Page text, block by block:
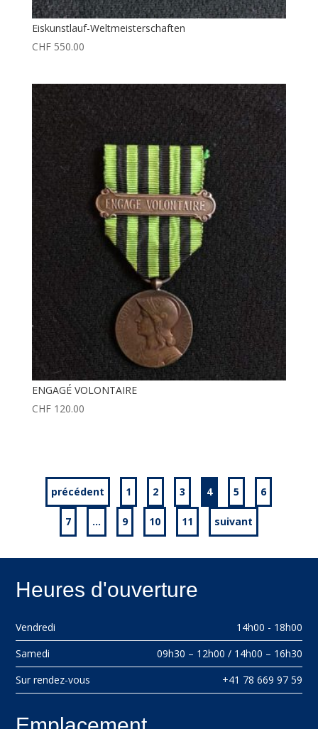
Eiskunstlauf-Weltmeisterschaften
CHF550.00
ENGAGÉ VOLONTAIRE
CHF120.00
précédent 1 2 3 4 5 6
7 … 9 10 11 suivant
Heures d'ouverture
Vendredi
14h00 - 18h00
Samedi
09h30 – 12h00 / 14h00 – 16h30
Sur rendez-vous
+41 78 669 97 59